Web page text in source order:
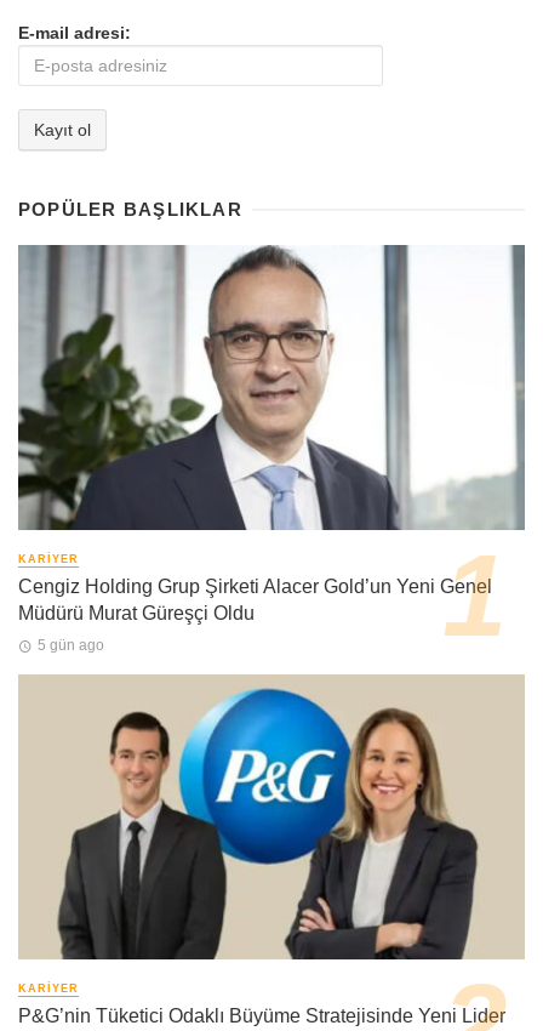
E-mail adresi:
POPÜLER BAŞLIKLAR
KARIYER
Cengiz Holding Grup Şirketi Alacer Gold’un Yeni Genel
Müdürü Murat Güreşçi Oldu
5 gün ago
KARIYER
P&G’nin Tüketici Odaklı Büyüme Stratejisinde Yeni Lider